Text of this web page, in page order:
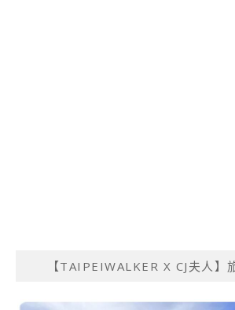
【TAIPEIWALKER X CJ夫人】